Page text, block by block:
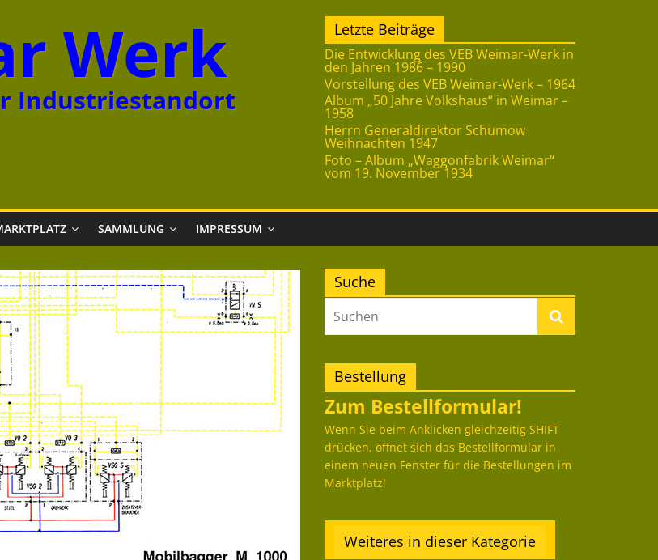
Werk
Industriestandort
Letzte Beiträge
Die Entwicklung des VEB Weimar-Werk in
den Jahren 1986 – 1990
Vorstellung des VEB Weimar-Werk – 1964
Album „50 Jahre Volkshaus“ in Weimar –
1958
Herrn Generaldirektor Schumow
Weihnachten 1947
Foto – Album „Waggonfabrik Weimar“
vom 19. November 1934
SAMMLUNG IMPRESSUM
Suche
Bestellung
Zum Bestellformular!
Wenn Sie beim Anklicken gleichzeitig SHIFT
drücken, öffnet sich das Bestellformular in
einem neuen Fenster für die Bestellungen im
Marktplatz!
Weiteres in dieser Kategorie